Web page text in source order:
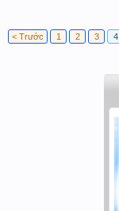
< Trước
1 2 3 4